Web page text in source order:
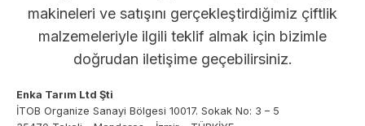
makineleri ve satışını gerçekleştirdiğimiz çiftlik
malzemeleriyle ilgili teklif almak için bizimle
doğrudan iletişime geçebilirsiniz.
Enka Tarım Ltd Şti
İTOB Organize Sanayi Bölgesi 10017. Sokak No: 3 – 5